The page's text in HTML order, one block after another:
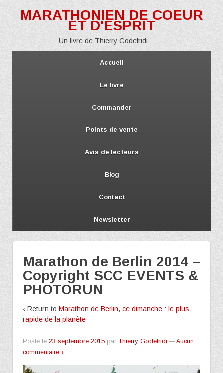
MARATHONIEN DE COEUR
ET D'ESPRIT
Un livre de Thierry Godefridi
Accueil
Le livre
Commander
Points de vente
Avis de lecteurs
Blog
Contact
Newsletter
Marathon de Berlin 2014 –
Copyright SCC EVENTS &
PHOTORUN
‹ Return to Marathon de Berlin, ce dimanche : le plus
rapide de la planète
Posté le 23 septembre 2015 par Thierry Godefridi —Aucun
commentaire ↓